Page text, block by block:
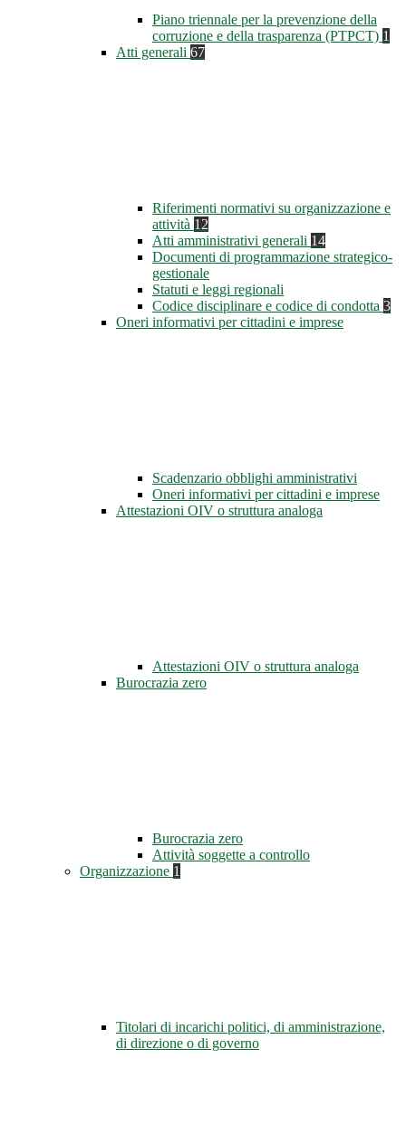
Piano triennale per la prevenzione della
corruzione e della trasparenza (PTPCT) 1
Atti generali 67
Riferimenti normativi su organizzazione e
attività 12
Atti amministrativi generali 14
Documenti di programmazione strategico-
gestionale
Statuti e leggi regionali
Codice disciplinare e codice di condotta 3
Oneri informativi per cittadini e imprese
Scadenzario obblighi amministrativi
Oneri informativi per cittadini e imprese
Attestazioni OIV o struttura analoga
Attestazioni OIV o struttura analoga
Burocrazia zero
Burocrazia zero
Attività soggette a controllo
Organizzazione 1
Titolari di incarichi politici, di amministrazione,
di direzione o di governo